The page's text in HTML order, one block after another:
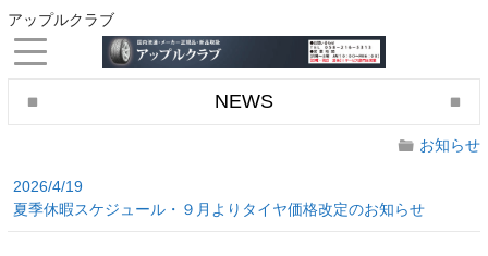
アップルクラブ
NEWS
お知らせ
2026/4/19
夏季休暇スケジュール・９月よりタイヤ価格改定のお知らせ